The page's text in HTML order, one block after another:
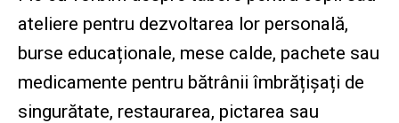
ateliere pentru dezvoltarea lor personală,
burse educaționale, mese calde, pachete sau
medicamente pentru bătrânii îmbrățișați de
singurătate, restaurarea, pictarea sau